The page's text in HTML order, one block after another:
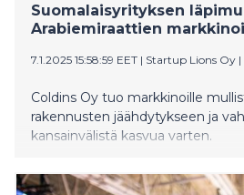
Suomalaisyrityksen
Arabiemiraattien
7.1.2025 15:58:59 EET | Startup Lions Oy |
Coldins Oy tuo markkinoille
rakennusten jäähdytykseen ja
kansainvälistä kasvua varten.